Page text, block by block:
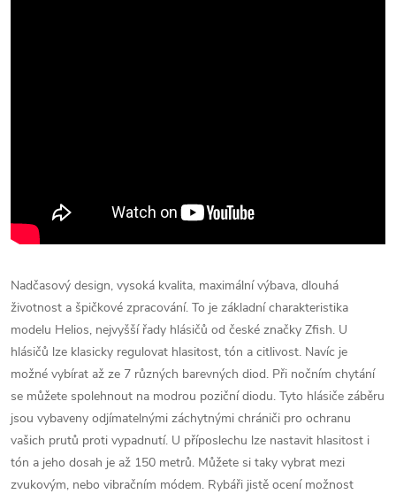
Nadčasový design, vysoká kvalita, maximální výbava, dlouhá
životnost a špičkové zpracování. To je základní charakteristika
modelu Helios, nejvyšší řady hlásičů od české značky Zfish. U
hlásičů lze klasicky regulovat hlasitost, tón a citlivost. Navíc je
možné vybírat až ze 7 různých barevných diod. Při nočním chytání
se můžete spolehnout na modrou poziční diodu. Tyto hlásiče záběru
jsou vybaveny odjímatelnými záchytnými chrániči pro ochranu
vašich prutů proti vypadnutí. U příposlechu lze nastavit hlasitost i
tón a jeho dosah je až 150 metrů. Můžete si taky vybrat mezi
zvukovým, nebo vibračním módem. Rybáři jistě ocení možnost